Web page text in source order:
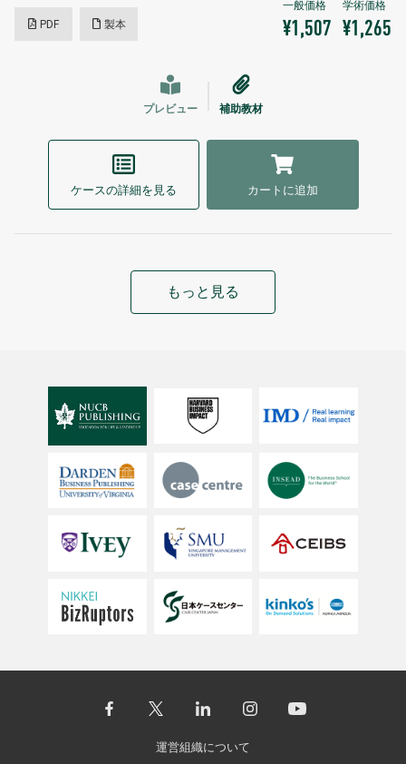
PDF 製本 ¥1,507 ¥1,265
プレビュー 補助教材
ケースの詳細を見る カートに追加
もっと見る
運営組織について